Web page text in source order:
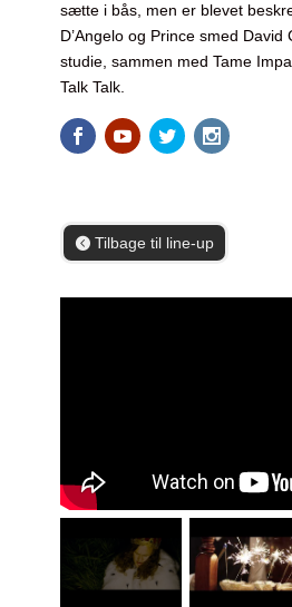
sætte i bås, men er blevet
D’Angelo og Prince smed David
studie, sammen med Tame
Talk Talk.
Tilbage til line-up